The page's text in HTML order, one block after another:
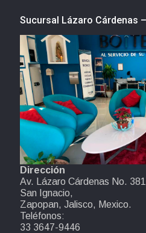
Sucursal Lázaro Cárdenas
Dirección
Av. Lázaro Cárdenas No.
San Ignacio,
Zapopan, Jalisco, Mexico.
Teléfonos:
33 3647-9446